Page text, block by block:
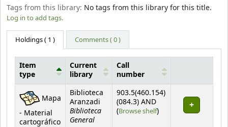
Tags from this library: No tags from this library for this title.
Log in to add tags.
Holdings( 1 ) Comments ( 0 )
Holdings
Item
type
Current
library
Call
number
Mapa
- Material
cartográfico
Biblioteca
Aranzadi
Biblioteca
General
903.5(460.154)
(084.3) AND
(Browse shelf(Opens below)
)